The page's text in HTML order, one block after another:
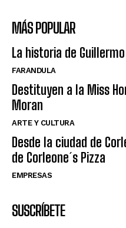
MÁS POPULAR
La historia de
FARANDULA
Destituyen a la Miss
Moran
ARTE Y CULTURA
Desde la ciudad de
de Corleone´s Pizza
EMPRESAS
SUSCRÍBETE